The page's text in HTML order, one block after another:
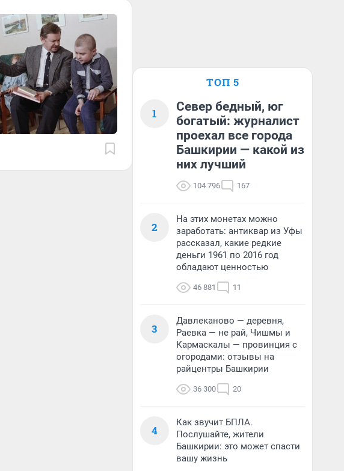
ТОП 5
1
Север бедный, юг
богатый: журналист
проехал все города
Башкирии — какой из
них лучший
104 796 167
2
На этих монетах можно
заработать: антиквар из Уфы
рассказал, какие редкие
деньги 1961 по 2016 год
обладают ценностью
46 881 11
3
Давлеканово — деревня,
Раевка — не рай, Чишмы и
Кармаскалы — провинция с
огородами: отзывы на
райцентры Башкирии
36 300 20
4
Как звучит БПЛА.
Послушайте, жители
Башкирии: это может спасти
вашу жизнь